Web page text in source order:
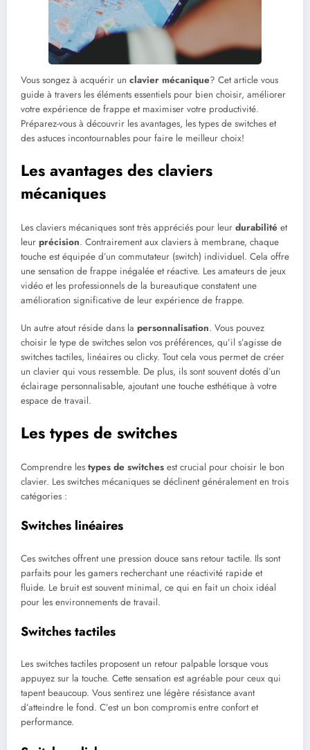
Vous songez à acquérir un clavier mécanique? Cet article vous
guide à travers les éléments essentiels pour bien choisir, améliorer
votre expérience de frappe et maximiser votre productivité.
Préparez-vous à découvrir les avantages, les types de switches et
des astuces incontournables pour faire le meilleur choix!
Les avantages des claviers
mécaniques
Les claviers mécaniques sont très appréciés pour leur durabilité et
leur précision. Contrairement aux claviers à membrane, chaque
touche est équipée d’un commutateur (switch) individuel. Cela offre
une sensation de frappe inégalée et réactive. Les amateurs de jeux
vidéo et les professionnels de la bureautique constatent une
amélioration significative de leur expérience de frappe.
Un autre atout réside dans la personnalisation. Vous pouvez
choisir le type de switches selon vos préférences, qu’il s’agisse de
switches tactiles, linéaires ou clicky. Tout cela vous permet de créer
un clavier qui vous ressemble. De plus, ils sont souvent dotés d’un
éclairage personnalisable, ajoutant une touche esthétique à votre
espace de travail.
Les types de switches
Comprendre les types de switches est crucial pour choisir le bon
clavier. Les switches mécaniques se déclinent généralement en trois
catégories :
Switches linéaires
Ces switches offrent une pression douce sans retour tactile. Ils sont
parfaits pour les gamers recherchant une réactivité rapide et
fluide. Le bruit est souvent minimal, ce qui en fait un choix idéal
pour les environnements de travail.
Switches tactiles
Les switches tactiles proposent un retour palpable lorsque vous
appuyez sur la touche. Cette sensation est agréable pour ceux qui
tapent beaucoup. Vous sentirez une légère résistance avant
d’atteindre le fond. C’est un bon compromis entre confort et
performance.